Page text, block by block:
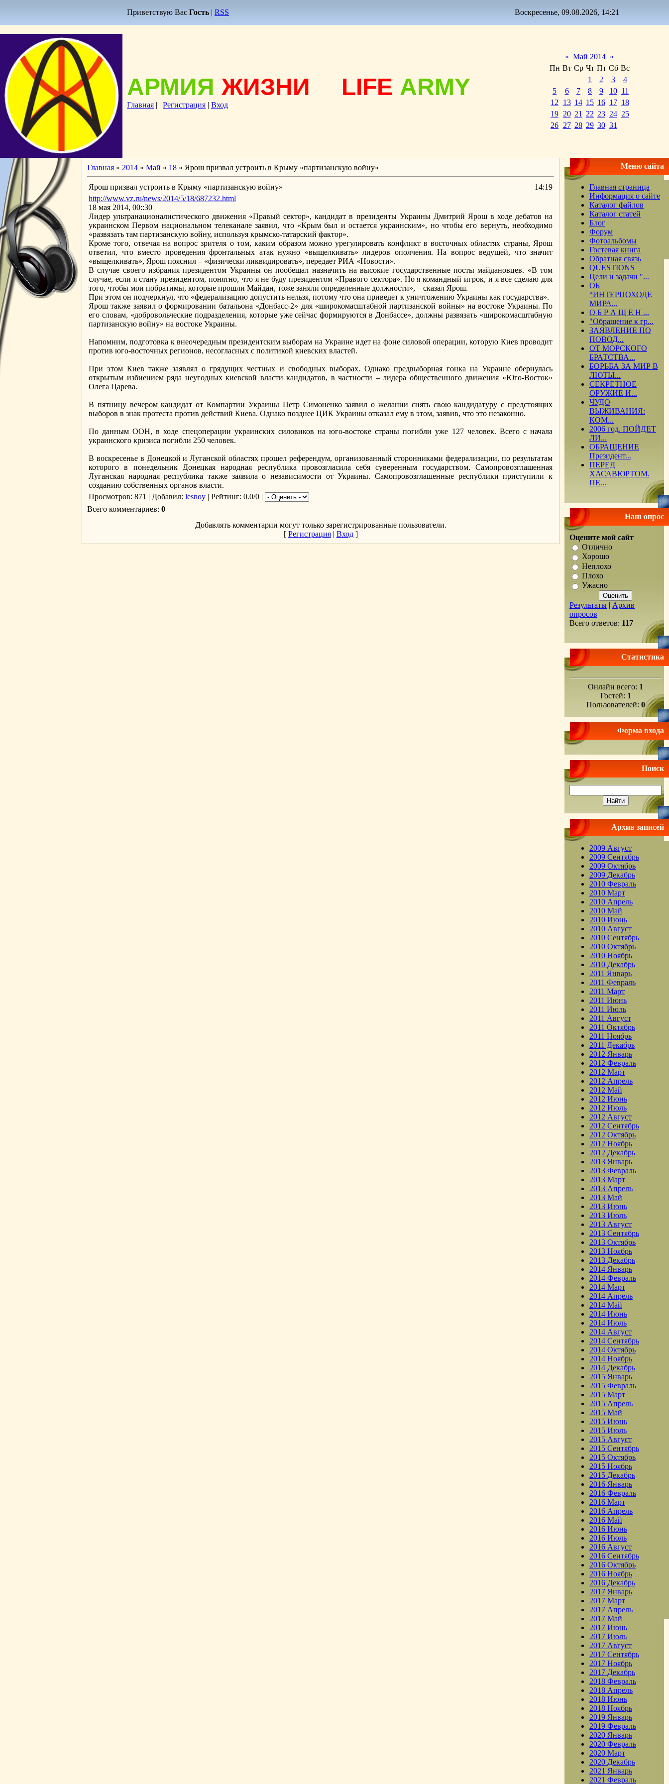
Приветствую Вас Гость | RSS Воскресенье, 09.08.2026, 14:21
АРМИЯ ЖИЗНИ LIFE ARMY
Главная | | Регистрация | Вход
« Май 2014 »
Пн Вт Ср Чт Пт Сб Вс
1
2 3
4
5
6 7 8 9 10 11
12
13 14 15 16 17 18
19 20 21 22 23 24 25
26 27 28 29 30 31
Главная » 2014 » Май » 18 » Ярош призвал устроить в Крыму «партизанскую войну»
Ярош призвал устроить в Крыму «партизанскую войну»
14:19
http://www.vz.ru/news/2014/5/18/687232.html
18 мая 2014, 00::30
Лидер ультранационалистического движения «Правый сектор», кандидат в президенты Украины Дмитрий Ярош в ходе дебатов на
украинском Первом национальном телеканале заявил, что «Крым был и остается украинским», но чтобы его вернуть, необходимо
«развязать там партизанскую войну, используя крымско-татарский фактор».
Кроме того, отвечая на вопрос зрителя о том, каким образом можно урегулировать конфликт в восточных областях страны, Ярош
ответил, что вместо проведения фронтальных атак нужно «выщелкивать» лидеров ополчения. На вопрос ведущей, что значит
«выщелкивать», Ярош пояснил – «физически ликвидировать», передает РИА «Новости».
В случае своего избрания президентом Украины он пообещал назначить на высокие государственные посты майдановцев. «В том
случае, если я стану президентом, понятно, что я не буду президентом «Правого сектора». Но я командный игрок, и я все сделаю для
того, чтобы мои побратимы, которые прошли Майдан, тоже заняли определенные должности», – сказал Ярош.
При этом он подчеркнул, что «федерализацию допустить нельзя, потому что она приведет к уничтожению Украины как государства».
Ярош также заявил о формировании батальона «Донбасс-2» для «широкомасштабной партизанской войны» на востоке Украины. По
его словам, «добровольческие подразделения, которые уже сейчас формируются в Донбассе», должны развязать «широкомасштабную
партизанскую войну» на востоке Украины.
Напомним, подготовка к внеочередным президентским выборам на Украине идет на фоне силовой операции, которую Киев проводит
против юго-восточных регионов, несогласных с политикой киевских властей.
При этом Киев также заявлял о грядущих честных и свободных выборах. Однако предвыборная гонка на Украине обернулась
открытым избиением ряда неугодных киевской власти кандидатов, в частности – лидера общественного движения «Юго-Восток»
Олега Царева.
В пятницу вечером кандидат от Компартии Украины Петр Симоненко заявил о желании снять свою кандидатуру с предстоящих
выборов в знак протеста против действий Киева. Однако позднее ЦИК Украины отказал ему в этом, заявив, что это незаконно.
По данным ООН, в ходе спецоперации украинских силовиков на юго-востоке страны погибли уже 127 человек. Всего с начала
украинского кризиса погибли 250 человек.
В воскресенье в Донецкой и Луганской областях прошел референдум, организованный сторонниками федерализации, по результатам
которого в понедельник Донецкая народная республика провозгласила себя суверенным государством. Самопровозглашенная
Луганская народная республика также заявила о независимости от Украины. Самопровозглашенные республики приступили к
созданию собственных органов власти.
Просмотров: 871 | Добавил: lesnoy | Рейтинг: 0.0/0 |
Всего комментариев: 0
Добавлять комментарии могут только зарегистрированные пользователи.
[ Регистрация| Вход]
Меню сайта
Главная страница
Информация о сайте
Каталог файлов
Каталог статей
Блог
Форум
Фотоальбомы
Гостевая книга
Обратная связь
QUESTIONS
Цели и задачи "...
ОБ
“ИНТЕРПОХОДЕ
МИРА...
О Б Р А Щ Е Н ...
"Обращение к гр...
ЗАЯВЛЕНИЕ ПО
ПОВОД...
ОТ МОРСКОГО
БРАТСТВА...
БОРЬБА ЗА МИР В
ЛЮТЫ...
СЕКРЕТНОЕ
ОРУЖИЕ И...
ЧУДО
ВЫЖИВАНИЯ:
КОМ...
2006 год. ПОЙДЕТ
ЛИ...
ОБРАЩЕНИЕ
Президент...
ПЕРЕД
ХАСАВЮРТОМ.
ПЕ...
Наш опрос
Оцените мой сайт
Отлично
Хорошо
Неплохо
Плохо
Ужасно
Результаты | Архив
опросов
Всего ответов: 117
Статистика
Онлайн всего: 1
Гостей: 1
Пользователей: 0
Форма входа
Поиск
Архив записей
2009 Август
2009 Сентябрь
2009 Октябрь
2009 Декабрь
2010 Февраль
2010 Март
2010 Апрель
2010 Май
2010 Июнь
2010 Август
2010 Сентябрь
2010 Октябрь
2010 Ноябрь
2010 Декабрь
2011 Январь
2011 Февраль
2011 Март
2011 Июнь
2011 Июль
2011 Август
2011 Октябрь
2011 Ноябрь
2011 Декабрь
2012 Январь
2012 Февраль
2012 Март
2012 Апрель
2012 Май
2012 Июнь
2012 Июль
2012 Август
2012 Сентябрь
2012 Октябрь
2012 Ноябрь
2012 Декабрь
2013 Январь
2013 Февраль
2013 Март
2013 Апрель
2013 Май
2013 Июнь
2013 Июль
2013 Август
2013 Сентябрь
2013 Октябрь
2013 Ноябрь
2013 Декабрь
2014 Январь
2014 Февраль
2014 Март
2014 Апрель
2014 Май
2014 Июнь
2014 Июль
2014 Август
2014 Сентябрь
2014 Октябрь
2014 Ноябрь
2014 Декабрь
2015 Январь
2015 Февраль
2015 Март
2015 Апрель
2015 Май
2015 Июнь
2015 Июль
2015 Август
2015 Сентябрь
2015 Октябрь
2015 Ноябрь
2015 Декабрь
2016 Январь
2016 Февраль
2016 Март
2016 Апрель
2016 Май
2016 Июнь
2016 Июль
2016 Август
2016 Сентябрь
2016 Октябрь
2016 Ноябрь
2016 Декабрь
2017 Январь
2017 Март
2017 Апрель
2017 Май
2017 Июнь
2017 Июль
2017 Август
2017 Сентябрь
2017 Ноябрь
2017 Декабрь
2018 Февраль
2018 Апрель
2018 Июнь
2018 Ноябрь
2019 Январь
2019 Февраль
2020 Январь
2020 Февраль
2020 Март
2020 Декабрь
2021 Январь
2021 Февраль